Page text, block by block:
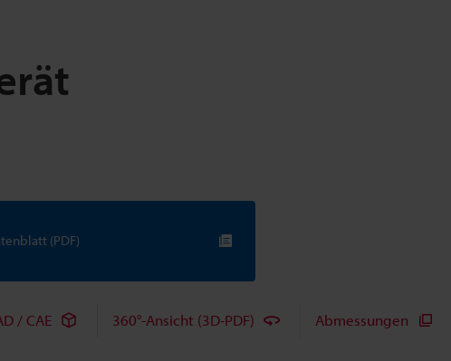
(PDF)
/ CAE 360°-Ansicht (3D-PDF) Abmessungen